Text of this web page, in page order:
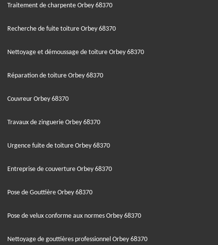
Traitement de charpente Orbey 68370
Recherche de fuite toiture Orbey 68370
Nettoyage et démoussage de toiture Orbey 68370
Réparation de toiture Orbey 68370
Couvreur Orbey 68370
Travaux de zinguerie Orbey 68370
Urgence fuite de toiture Orbey 68370
Entreprise de couverture Orbey 68370
Pose de Gouttière Orbey 68370
Pose de velux conforme aux normes Orbey 68370
Nettoyage de gouttières professionnel Orbey 68370